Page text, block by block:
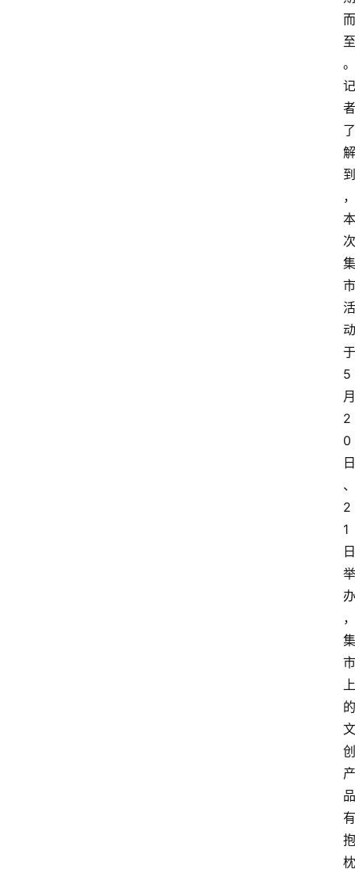
而
至
。
记
者
了
解
到
，
本
次
集
市
活
动
于
5
月
2
0
日
、
2
1
日
举
办
，
集
市
上
的
文
创
产
品
有
抱
枕